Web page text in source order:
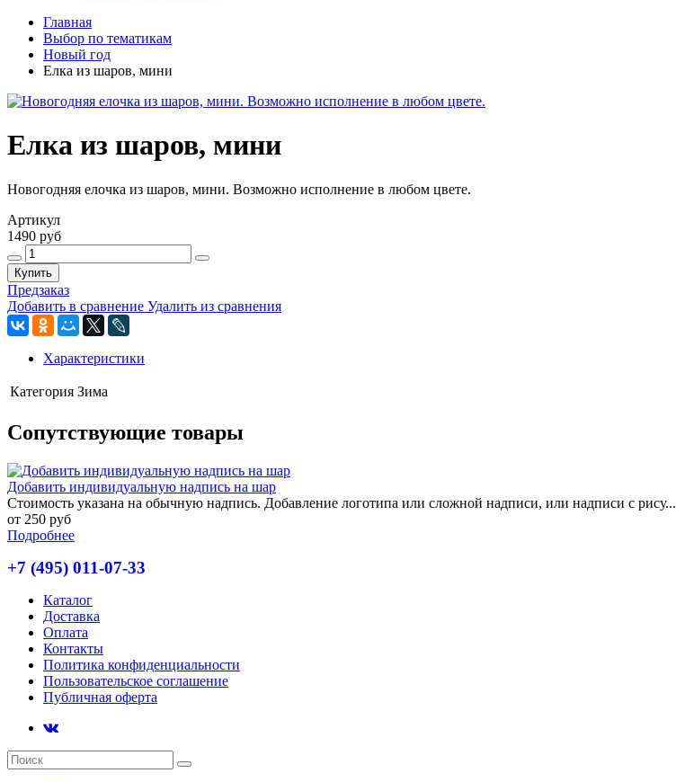
Главная
Выбор по тематикам
Новый год
Елка из шаров, мини
Елка из шаров, мини
Новогодняя елочка из шаров, мини. Возможно исполнение в любом цвете.
Артикул
1490 руб
Купить
Предзаказ
Добавить в сравнение Удалить из сравнения
Характеристики
Категория Зима
Сопутствующие товары
Добавить индивидуальную надпись на шар
Стоимость указана на обычную надпись. Добавление логотипа или сложной надписи, или надписи с рису...
от 250 руб
Подробнее
+7 (495) 011-07-33
Каталог
Доставка
Оплата
Контакты
Политика конфиденциальности
Пользовательское соглашение
Публичная оферта